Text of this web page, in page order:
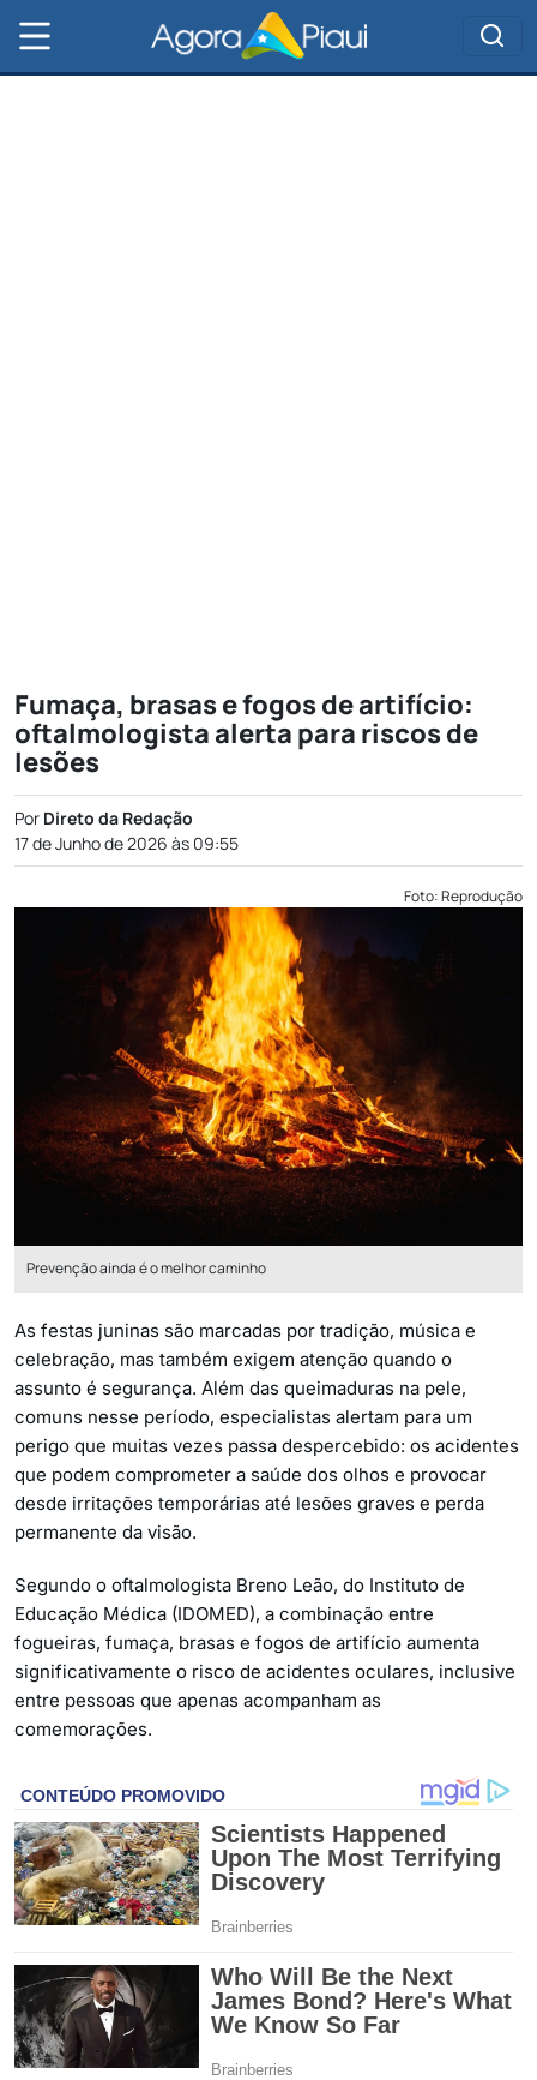
Fumaça, brasas e fogos de artifício:
oftalmologista alerta para riscos de
lesões
Por Direto da Redação
17 de Junho de 2026 às 09:55
Foto: Reprodução
Prevenção ainda é o melhor caminho
As festas juninas são marcadas por tradição, música e
celebração, mas também exigem atenção quando o
assunto é segurança. Além das queimaduras na pele,
comuns nesse período, especialistas alertam para um
perigo que muitas vezes passa despercebido: os acidentes
que podem comprometer a saúde dos olhos e provocar
desde irritações temporárias até lesões graves e perda
permanente da visão.
Segundo o oftalmologista Breno Leão, do Instituto de
Educação Médica (IDOMED), a combinação entre
fogueiras, fumaça, brasas e fogos de artifício aumenta
significativamente o risco de acidentes oculares, inclusive
entre pessoas que apenas acompanham as
comemorações.